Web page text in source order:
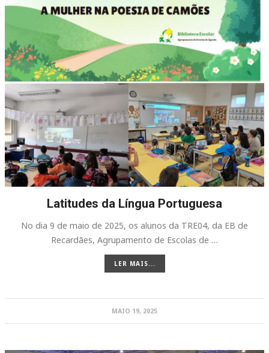
Latitudes da Língua Portuguesa
No dia 9 de maio de 2025, os alunos da TRE04, da EB de
Recardães, Agrupamento de Escolas de …
LER MAIS...
MAIO 19, 2025